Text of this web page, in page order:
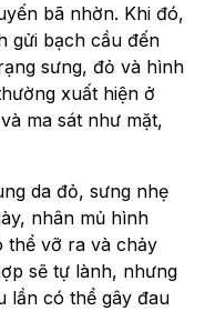
bã nhờn. Khi đó,
gửi bạch cầu đến
sưng, đỏ và hình
xuất hiện ở
ma sát như mặt,
da đỏ, sưng nhẹ
nhân mủ hình
thể vỡ ra và chảy
sẽ tự lành, nhưng
lần có thể gây đau